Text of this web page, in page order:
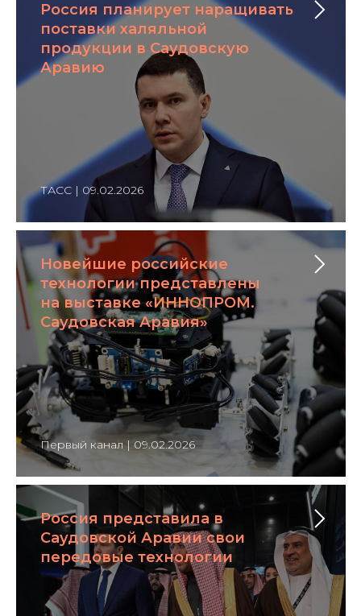
Россия планирует наращивать
поставки халяльной
продукции в Саудовскую
Аравию
ТАСС | 09.02.2026
Новейшие российские
технологии представлены
на выставке «ИННОПРОМ.
Саудовская Аравия»
Первый канал | 09.02.2026
Россия представила в
Саудовской Аравии свои
передовые технологии